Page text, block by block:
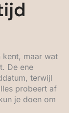
kent, maar wat
De ene
terwijl
probeert af
je doen om